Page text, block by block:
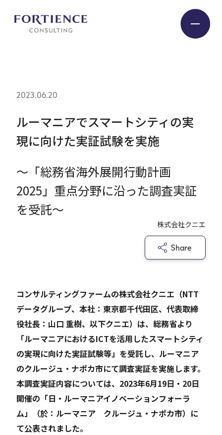
Service
Expert
Company
EN
JP
サイト内検索
ルーマニアでスマートシティの実
現に向けた実証試験を実施
～「総務省海外展開行動計画
2025」重点分野に沿った調査実証
を受託～
2023.06.20
株式会社クニエ
Share
コンサルティングファームの株式会社クニエ（NTT
データグループ、本社：東京都千代田区、代表取締
役社長：山口 重樹、以下クニエ）は、総務省より
「ルーマニアにおけるICTを活用したスマートシティ
の実現に向けた実証試験等」を受託し、ルーマニア
のクルージュ・ナポカ市にて調査実証を実施します。
本調査実証内容については、2023年6月19日・20日
開催の「日・ルーマニアイノベーションフォーラ
ム」（於：ルーマニア クルージュ・ナポカ市）に
て公表されました。